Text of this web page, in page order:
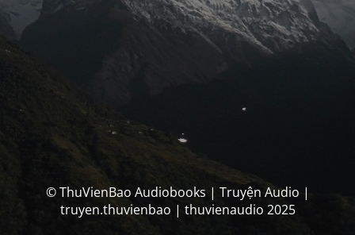
© ThuVienBao Audiobooks | Truyện Audio |
truyen.thuvienbao | thuvienaudio 2025